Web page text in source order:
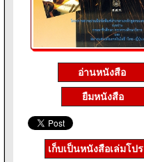
อ่านหนังสือ
ยืมหนังสือ
เก็บเป็นหนังสือเล่มโป